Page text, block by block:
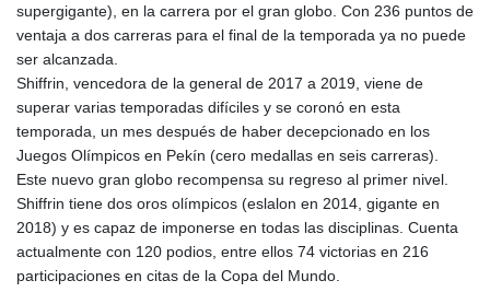
supergigante), en la carrera por el gran globo. Con 236 puntos de
ventaja a dos carreras para el final de la temporada ya no puede
ser alcanzada.
Shiffrin, vencedora de la general de 2017 a 2019, viene de
superar varias temporadas difíciles y se coronó en esta
temporada, un mes después de haber decepcionado en los
Juegos Olímpicos en Pekín (cero medallas en seis carreras).
Este nuevo gran globo recompensa su regreso al primer nivel.
Shiffrin tiene dos oros olímpicos (eslalon en 2014, gigante en
2018) y es capaz de imponerse en todas las disciplinas. Cuenta
actualmente con 120 podios, entre ellos 74 victorias en 216
participaciones en citas de la Copa del Mundo.